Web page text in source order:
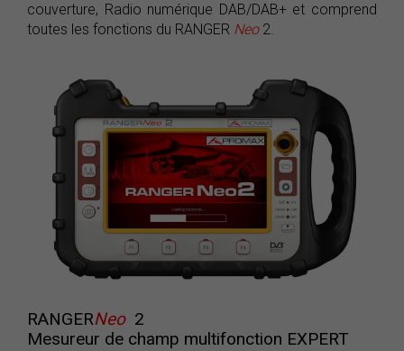
couverture, Radio numérique DAB/DAB+ et comprend
toutes les fonctions du RANGER Neo2.
RANGERNeo 2
Mesureur de champ multifonction EXPERT